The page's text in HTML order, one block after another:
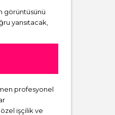
görüntüsünü
yansıtacak,
profesyonel
işçilik ve